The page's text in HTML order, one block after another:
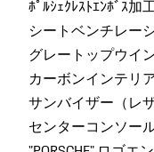
ﾎﾟﾙｼｪｸﾚｽﾄｴﾝﾎﾞｽ加
シートベンチレー
グレートップウイ
カーボンインテリ
サンバイザー（レザ
センターコンソー